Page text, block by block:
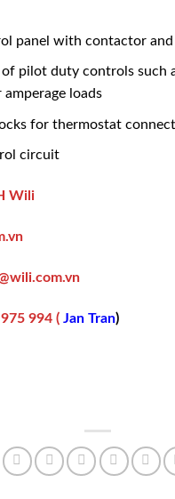
panel with contactor
pilot duty controls such
loads
for thermostat
circuit
Wili
994 ( Jan Tran)